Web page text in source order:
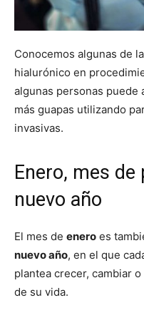
Conocemos algunas de
hialurónico en
algunas personas puede
más guapas utilizando
invasivas.
Enero, mes
nuevo año
El mes de enero es
nuevo año, en el que
plantea crecer, cambiar
de su vida.